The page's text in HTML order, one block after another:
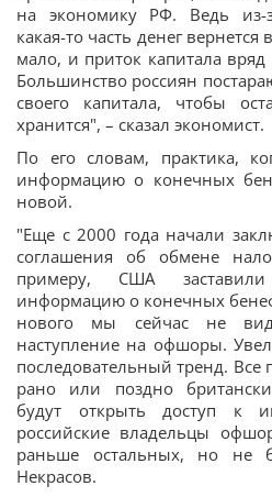
на экономику РФ. Ведь из-
какая-то часть денег
мало, и приток капитала
Большинство россиян
своего капитала, чтобы
хранится", – сказал экономист.
По его словам, практика,
информацию о конечных
новой.
"Еще с 2000 года начали
соглашения об обмене
примеру, США
информацию о конечных
нового мы сейчас не
наступление на офшоры.
последовательный тренд. Все
рано или поздно
будут открыть доступ к
российские владельцы
раньше остальных, но не
Некрасов.